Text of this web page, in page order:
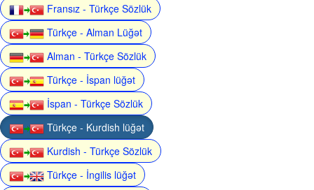
Fransız - Türkçe Sözlük
Türkçe - Alman Lüğət
Alman - Türkçe Sözlük
Türkçe - İspan lüğət
İspan - Türkçe Sözlük
Türkçe - Kurdish lüğət
Kurdish - Türkçe Sözlük
Türkçe - İngilis lüğət